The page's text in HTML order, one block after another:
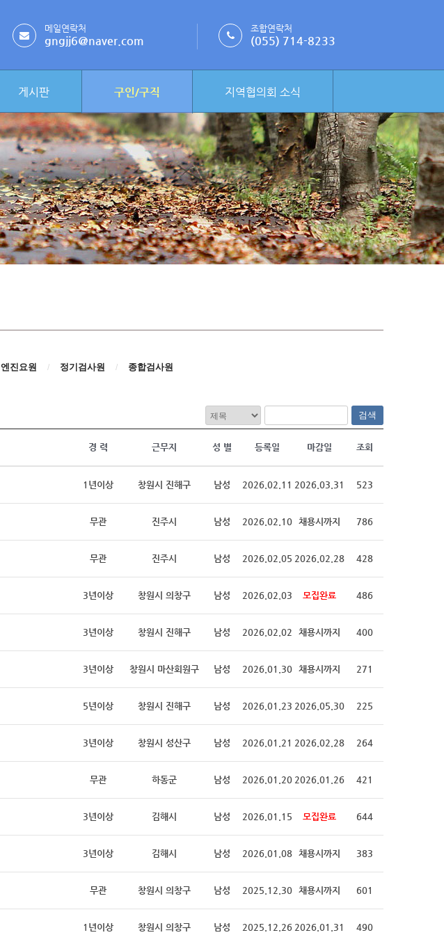
조합연락처
(055) 714-8233
메일연락처
gngjj6＠naver.com
게시판 구인/구직 지역협의회 소식
엔진요원 / 정기검사원 / 종합검사원
검색
경 력 근무지 성 별 등록일 마감일 조회
1년이상 창원시 진해구 남성 2026.02.11 2026.03.31 523
무관 진주시 남성 2026.02.10 채용시까지 786
무관 진주시 남성 2026.02.05 2026.02.28 428
3년이상 창원시 의창구 남성 2026.02.03 모집완료 486
3년이상 창원시 진해구 남성 2026.02.02 채용시까지 400
3년이상 창원시 마산회원구 남성 2026.01.30 채용시까지 271
5년이상 창원시 진해구 남성 2026.01.23 2026.05.30 225
3년이상 창원시 성산구 남성 2026.01.21 2026.02.28 264
무관 하동군 남성 2026.01.20 2026.01.26 421
3년이상 김해시 남성 2026.01.15 모집완료 644
3년이상 김해시 남성 2026.01.08 채용시까지 383
무관 창원시 의창구 남성 2025.12.30 채용시까지 601
1년이상 창원시 의창구 남성 2025.12.26 2026.01.31 490